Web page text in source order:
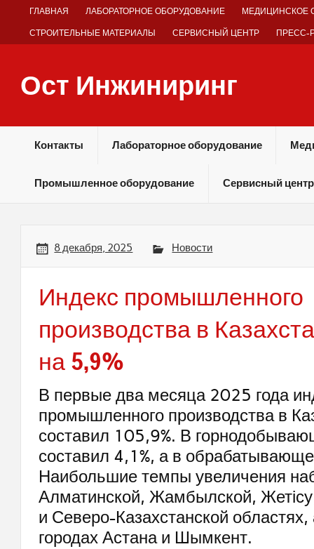
ГЛАВНАЯ ЛАБОРАТОРНОЕ ОБОРУДОВАНИЕ МЕДИЦИНСКОЕ
СТРОИТЕЛЬНЫЕ МАТЕРИАЛЫ СЕРВИСНЫЙ ЦЕНТР ПРЕСС-
Ост Инжиниринг
Контакты Лабораторное оборудование
Промышленное оборудование Сервисный центр
8 декабря, 2025 Новости
Индекс промышленного
производства в
на 5,9%
В первые два месяца 2025 года
промышленного производства в
составил 105,9%. В
составил 4,1%, а в
Наибольшие темпы увеличения
Алматинской, Жамбылской,
и Северо-Казахстанской областях,
городах Астана и Шымкент.